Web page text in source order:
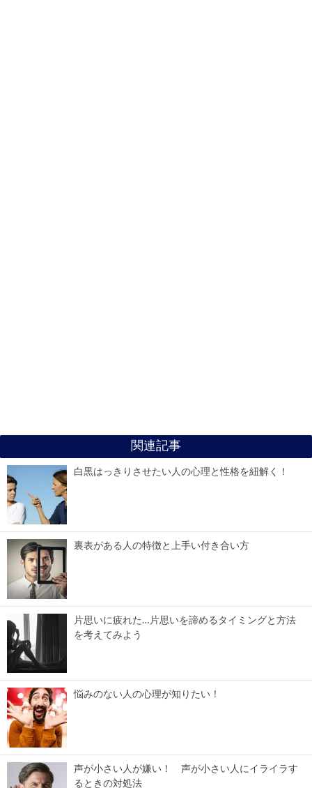
関連記事
白黒はっきりさせたい人の心理と性格を紐解く！
裏表がある人の特徴と上手い付き合い方
片思いに疲れた…片思いを諦めるタイミングと方法
を考えてみよう
悩みのない人の心理が知りたい！
声が小さい人が嫌い！ 声が小さい人にイライラす
るときの対処法